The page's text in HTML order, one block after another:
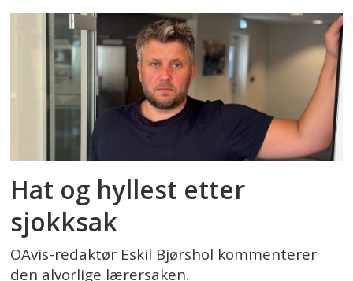
Hat og hyllest etter
sjokksak
OAvis-redaktør Eskil Bjørshol kommenterer
den alvorlige lærersaken.